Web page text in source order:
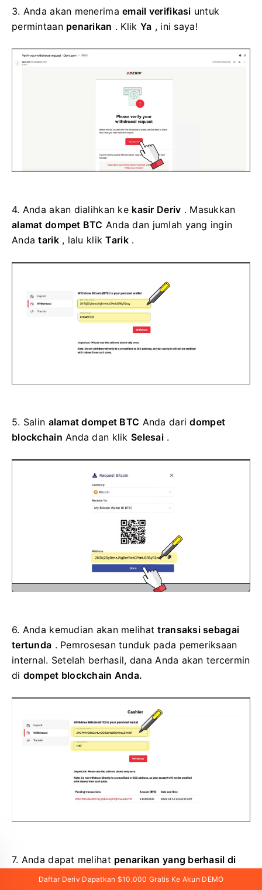
3. Anda akan menerimaemail verifikasi untuk
permintaan penarikan . Klik Ya , ini saya!
4. Anda akan dialihkan ke kasir Deriv . Masukkan
alamat dompet BTC Anda dan jumlah yang ingin
Andatarik, lalu klikTarik.
5. Salin alamat dompet BTC Anda daridompet
blockchain Anda dan klikSelesai.
6. Anda kemudian akan melihattransaksi sebagai
tertunda . Pemrosesan tunduk pada pemeriksaan
internal. Setelah berhasil, dana Anda akan tercermin
di dompet blockchain Anda.
7. Anda dapat melihat penarikan yang berhasil di
laporan akun Deriv Anda.
Daftar Deriv Dapatkan $10,000 Gratis Ke Akun DEMO